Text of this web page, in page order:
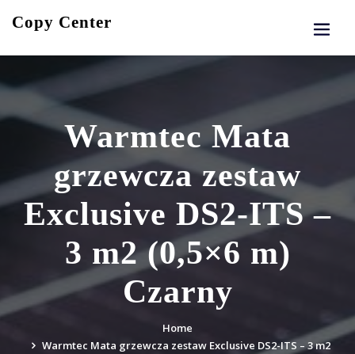
Copy Center
Warmtec Mata
grzewcza zestaw
Exclusive DS2-ITS –
3 m2 (0,5×6 m)
Czarny
Home
Warmtec Mata grzewcza zestaw Exclusive DS2-ITS – 3 m2